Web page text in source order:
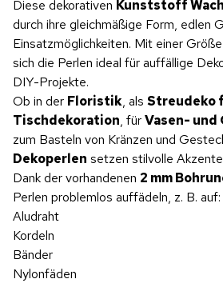
Diese dekorativen Kunststoff
durch ihre gleichmäßige Form, edlen
Einsatzmöglichkeiten. Mit einer
sich die Perlen ideal für auffällige
DIY-Projekte.
Ob in der Floristik, als Streudeko
Tischdekoration, fürVasen-
zum Basteln von Kränzen und
Dekoperlen setzen stilvolle
Dank der vorhandenen 2 mm
Perlen problemlos auffädeln, z. B. auf:
Aludraht
Kordeln
Bänder
Nylonfäden